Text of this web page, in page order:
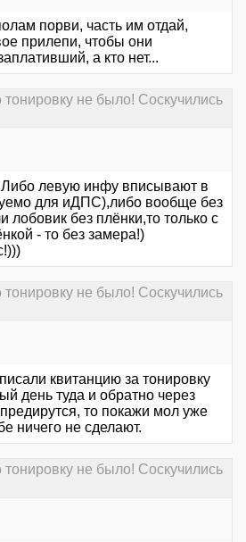
порви, часть им отдай,
прилепи, чтобы они
а кто нет...
не было! Соскучились
левую инфу вписывают в
для иДПС),либо вообще без
без плёнки,то только с
- то без замера!)
не было! Соскучились
квитанцию за тонировку
день туда и обратно через
предирутся, то покажи мол уже
ничего не сделают.
не было! Соскучились